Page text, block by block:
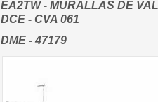
EA2TW - MURALLAS DE
DCE - CVA 061
DME - 47179